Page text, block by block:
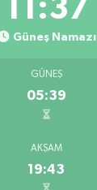
11:36
Güneş Namazı
GÜNEŞ
05:39
AKŞAM
19:43